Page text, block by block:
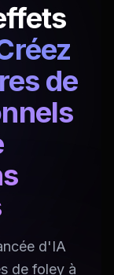
de
d'IA
de foley à